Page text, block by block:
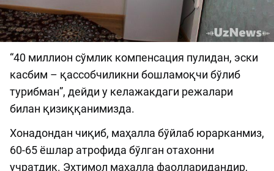
“40 миллион сўмлик компенсация пулидан, эски
касбим – қассобчиликни бошламоқчи бўлиб
турибман”, дейди у келажакдаги режалари
билан қизиққанимизда.
Хонадондан чиқиб, маҳалла бўйлаб юрарканмиз,
60-65 ёшлар атрофида бўлган отахонни
учратдик. Эҳтимол маҳалла фаолларидандир,